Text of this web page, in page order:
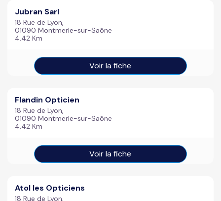
Jubran Sarl
18 Rue de Lyon,
01090 Montmerle-sur-Saône
4.42 Km
Voir la fiche
Flandin Opticien
18 Rue de Lyon,
01090 Montmerle-sur-Saône
4.42 Km
Voir la fiche
Atol les Opticiens
18 Rue de Lyon,